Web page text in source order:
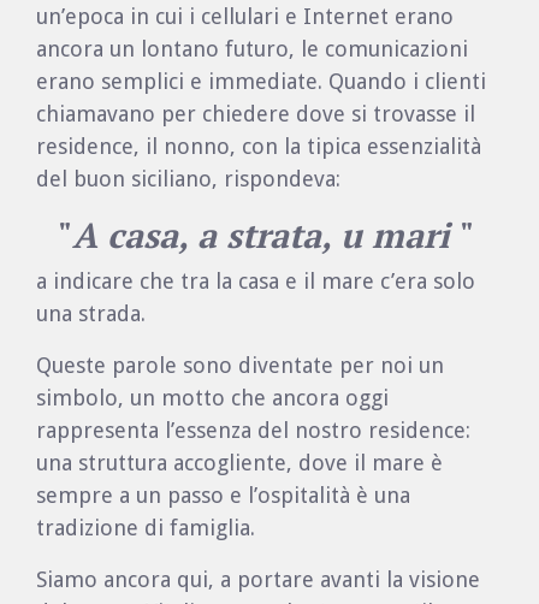
un’epoca in cui i cellulari e Internet erano
ancora un lontano futuro, le comunicazioni
erano semplici e immediate. Quando i clienti
chiamavano per chiedere dove si trovasse il
residence, il nonno, con la tipica essenzialità
del buon siciliano, rispondeva:
"A casa, a strata, u mari "
a indicare che tra la casa e il mare c’era solo
una strada.
Queste parole sono diventate per noi un
simbolo, un motto che ancora oggi
rappresenta l’essenza del nostro residence:
una struttura accogliente, dove il mare è
sempre a un passo e l’ospitalità è una
tradizione di famiglia.
Siamo ancora qui, a portare avanti la visione